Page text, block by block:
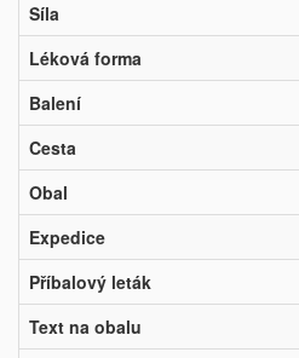
Síla
Léková forma
Balení
Cesta
Obal
Expedice
Příbalový leták
Text na obalu